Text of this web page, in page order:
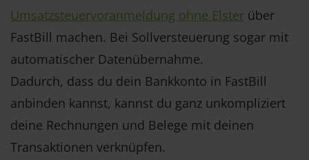
Umsatzsteuervoranmeldung ohne Elster über
FastBill machen. Bei Sollversteuerung sogar mit
automatischer Datenübernahme.
Dadurch, dass du dein Bankkonto in FastBill
anbinden kannst, kannst du ganz unkompliziert
deine Rechnungen und Belege mit deinen
Transaktionen verknüpfen.